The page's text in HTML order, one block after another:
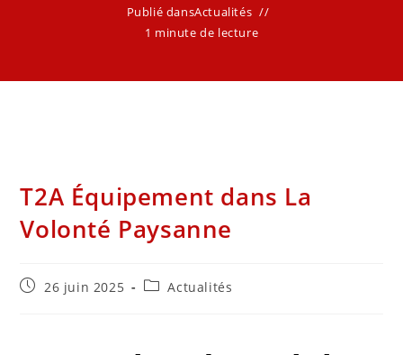
Publié dansActualités
1 minute de lecture
T2A Équipement dans La
Volonté Paysanne
26 juin 2025 Actualités